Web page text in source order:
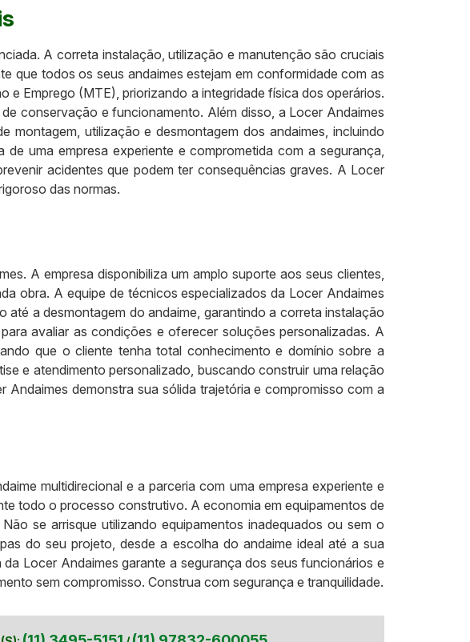
A correta instalação, utilização e manutenção são cruciais
que todos os seus andaimes estejam em conformidade com as
e Emprego (MTE), priorizando a integridade física dos operários.
conservação e funcionamento. Além disso, a Locer Andaimes
utilização e desmontagem dos andaimes, incluindo
uma empresa experiente e comprometida com a segurança,
acidentes que podem ter consequências graves. A Locer
das normas.
A empresa disponibiliza um amplo suporte aos seus clientes,
obra. A equipe de técnicos especializados da Locer Andaimes
a desmontagem do andaime, garantindo a correta instalação
avaliar as condições e oferecer soluções personalizadas. A
que o cliente tenha total conhecimento e domínio sobre a
e atendimento personalizado, buscando construir uma relação
demonstra sua sólida trajetória e compromisso com a
multidirecional e a parceria com uma empresa experiente e
todo o processo construtivo. A economia em equipamentos de
se arrisque utilizando equipamentos inadequados ou sem o
do seu projeto, desde a escolha do andaime ideal até a sua
Locer Andaimes garante a segurança dos seus funcionários e
sem compromisso. Construa com segurança e tranquilidade.